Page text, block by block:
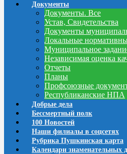
Документы
Документы. Все
Устав, Свидетельства
Документы
Локальные
Муниципальное
Независимая оценка
Отчеты
Планы
Профсоюзные
Республиканские НПА
Добрые дела
Бессмертный полк
100 Новостей
Наши филиалы в соцсетях
Рубрика Пушкинская карта
Календари знаменательных